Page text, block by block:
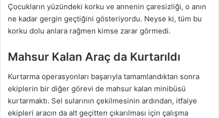
Çocukların yüzündeki korku ve annenin çaresizliği, o anın
ne kadar gergin geçtiğini gösteriyordu. Neyse ki, tüm bu
korku dolu anlara rağmen kimse zarar görmedi.
Mahsur Kalan Araç da Kurtarıldı
Kurtarma operasyonları başarıyla tamamlandıktan sonra
ekiplerin bir diğer görevi de mahsur kalan minibüsü
kurtarmaktı. Sel sularının çekilmesinin ardından, itfaiye
ekipleri aracın da alt geçitten çıkarılması için çalışma